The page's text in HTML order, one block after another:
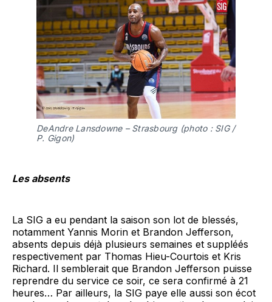
DeAndre Lansdowne – Strasbourg (photo : SIG /
P. Gigon)
Les absents
La SIG a eu pendant la saison son lot de blessés,
notamment Yannis Morin et Brandon Jefferson,
absents depuis déjà plusieurs semaines et suppléés
respectivement par Thomas Hieu-Courtois et Kris
Richard. Il semblerait que Brandon Jefferson puisse
reprendre du service ce soir, ce sera confirmé à 21
heures… Par ailleurs, la SIG paye elle aussi son écot